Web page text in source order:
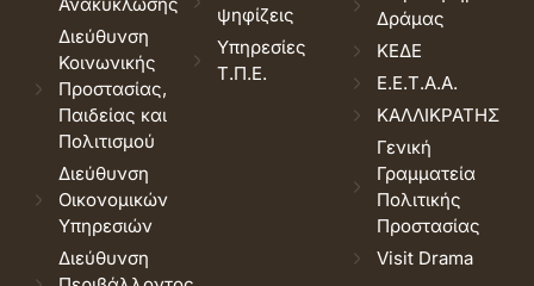
Διεύθυνση
Κοινωνικής
Προστασίας,
Παιδείας και
Πολιτισμού
Διεύθυνση
Οικονομικών
Υπηρεσιών
Διεύθυνση
ψηφίζεις
Υπηρεσίες
Τ.Π.Ε.
Δράμας
ΚΕΔΕ
Ε.Ε.Τ.Α.Α.
ΚΑΛΛΙΚΡΑΤΗΣ
Γενική
Γραμματεία
Πολιτικής
Προστασίας
Visit Drama